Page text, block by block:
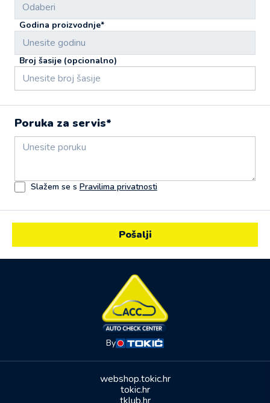
Odaberi
Godina proizvodnje*
Broj šasije (opcionalno)
Poruka za servis*
Slažem se s Pravilima privatnosti
By
webshop.tokic.hr
tokic.hr